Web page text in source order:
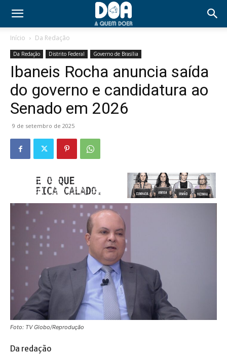
Início Da Redação
Da Redação Distrito Federal Governo de Brasília
Ibaneis Rocha anuncia saída
do governo e candidatura ao
Senado em 2026
9 de setembro de 2025
Foto: TV Globo/Reprodução
Da redação